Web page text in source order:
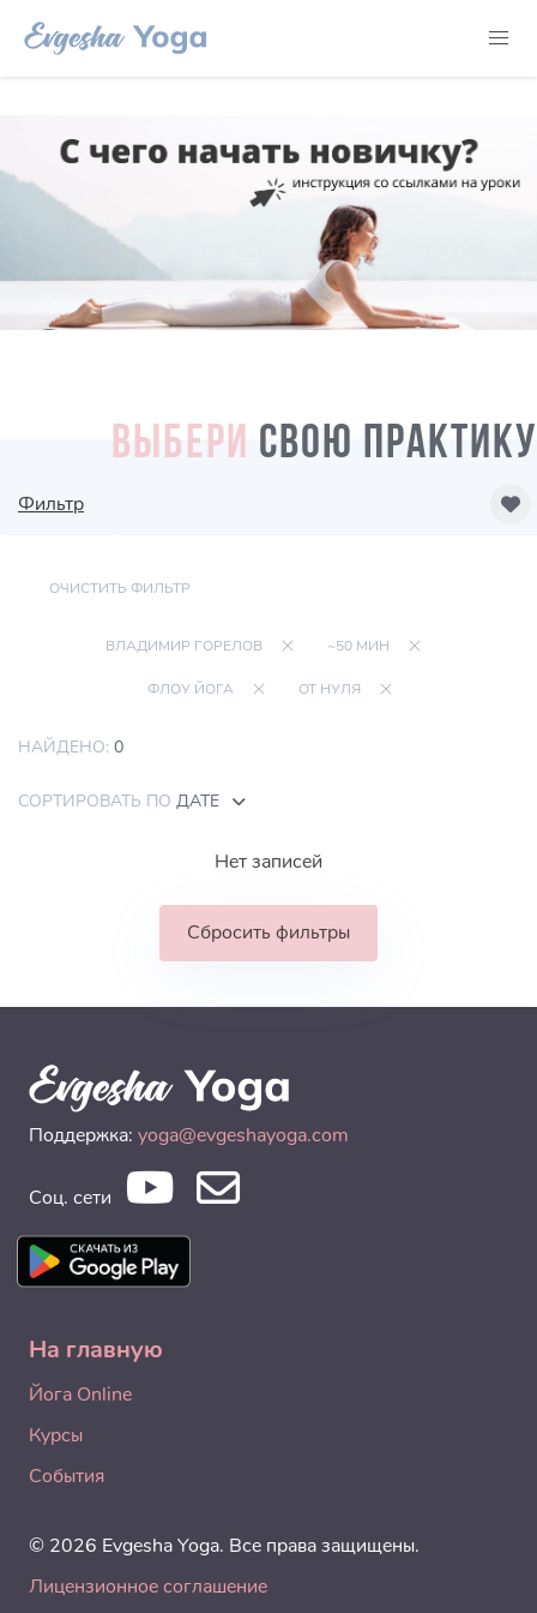
ВЫБЕРИ СВОЮ ПРАКТИКУ
Фильтр
ОЧИСТИТЬ ФИЛЬТР
ВЛАДИМИР ГОРЕЛОВ ~50 МИН
ФЛОУ ЙОГА ОТ НУЛЯ
НАЙДЕНО: 0
СОРТИРОВАТЬ ПО ДАТЕ
Нет записей
Сбросить фильтры
Поддержка: yoga@evgeshayoga.com
Соц. сети
На главную
Йога Online
Курсы
События
© 2026 Evgesha Yoga. Все права защищены.
Лицензионное соглашение